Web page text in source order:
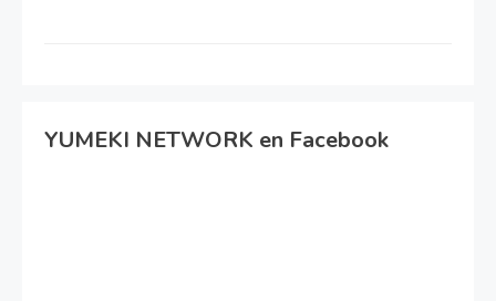
YUMEKI NETWORK en Facebook